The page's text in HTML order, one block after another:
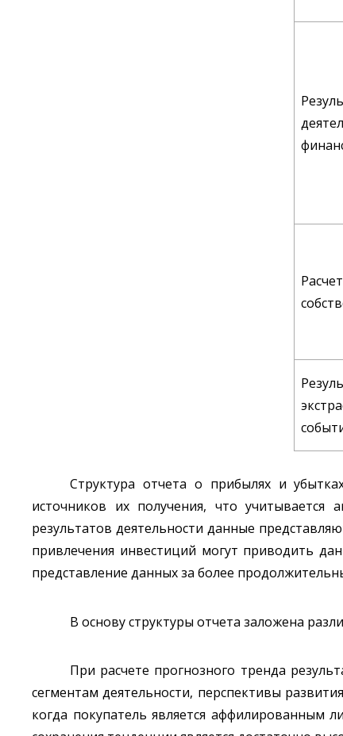
Структура отчета о прибылях и
источников их получения, что учитывается
результатов деятельности данные
привлечения инвестиций могут приводить
представление данных за более
В основу структуры отчета заложена
При расчете прогнозного тренда
сегментам деятельности, перспективы
когда покупатель является аффилированным